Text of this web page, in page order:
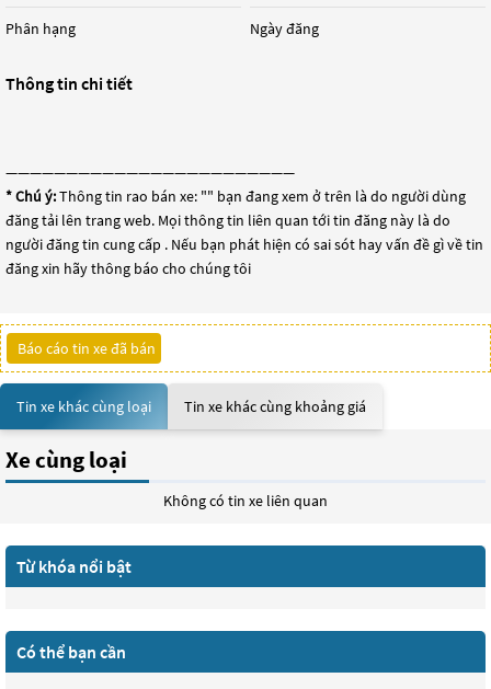
Phân hạng Ngày đăng
Thông tin chi tiết
————————————————————————
* Chú ý:Thông tin rao bán xe: "" bạn đang xem ở trên là do người dùng
đăng tải lên trang web. Mọi thông tin liên quan tới tin đăng này là do
người đăng tin cung cấp . Nếu bạn phát hiện có sai sót hay vấn đề gì về tin
đăng xin hãy thông báo cho chúng tôi
Báo cáo tin xe đã bán
Tin xe khác cùng loại Tin xe khác cùng khoảng giá
Xe cùng loại
Không có tin xe liên quan
Từ khóa nổi bật
Có thể bạn cần